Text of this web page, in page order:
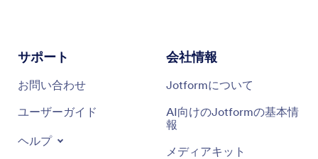
サポート
お問い合わせ
ユーザーガイド
ヘルプ
会社情報
Jotformについて
AI向けのJotformの基本情
報
メディアキット